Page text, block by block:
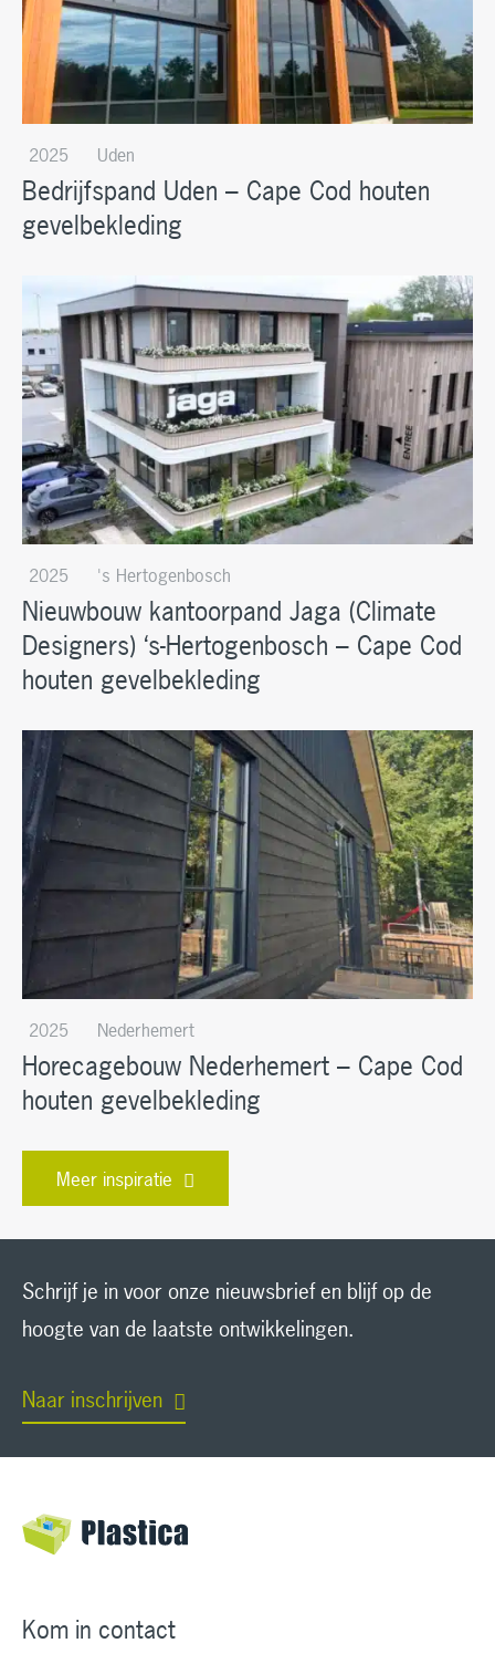
2025 Uden
Bedrijfspand Uden – Cape Cod houten
gevelbekleding
2025 's Hertogenbosch
Nieuwbouw kantoorpand Jaga (Climate
Designers) ‘s-Hertogenbosch – Cape Cod
houten gevelbekleding
2025 Nederhemert
Horecagebouw Nederhemert – Cape Cod
houten gevelbekleding
Meer inspiratie
Schrijf je in voor onze nieuwsbrief en blijf op de
hoogte van de laatste ontwikkelingen.
Naar inschrijven
Kom in contact